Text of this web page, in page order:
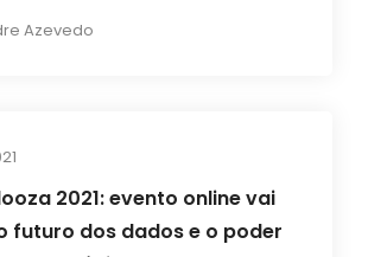
Azevedo
2021: evento online vai
futuro dos dados e o poder